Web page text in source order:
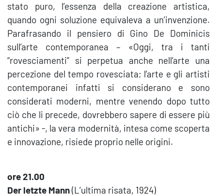
stato puro, l’essenza della creazione artistica,
quando ogni soluzione equivaleva a un’invenzione.
Parafrasando il pensiero di Gino De Dominicis
sull’arte contemporanea – «Oggi, tra i tanti
“rovesciamenti” si perpetua anche nell’arte una
percezione del tempo rovesciata; l’arte e gli artisti
contemporanei infatti si considerano e sono
considerati moderni, mentre venendo dopo tutto
ciò che li precede, dovrebbero sapere di essere più
antichi» -, la vera modernità, intesa come scoperta
e innovazione, risiede proprio nelle origini.
ore 21.00
Der letzte Mann(L’ultima risata, 1924)